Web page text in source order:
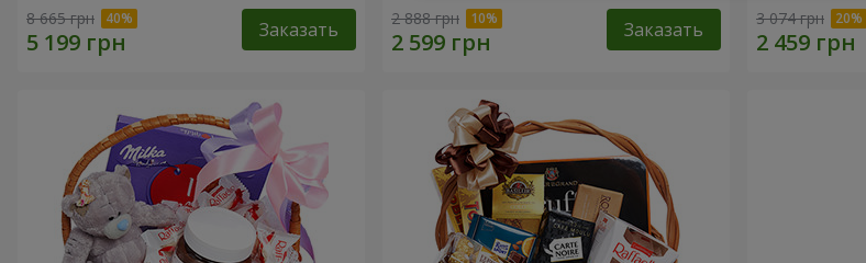
8 665 грн Заказать 2 888 грн Заказать 3 074 грн